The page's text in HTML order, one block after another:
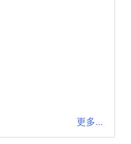
更多...